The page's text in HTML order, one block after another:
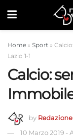
Home » Sport »
Lazio 1-1
Calcio:
by Redazione
10 Marzo 2019 -